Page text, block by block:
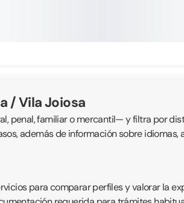
/ Vila Joiosa
penal, familiar o mercantil— y filtra por
además de información sobre
para comparar perfiles y valorar la